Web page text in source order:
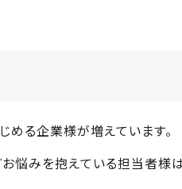
める企業様が増えています。
お悩みを抱えている担当者様